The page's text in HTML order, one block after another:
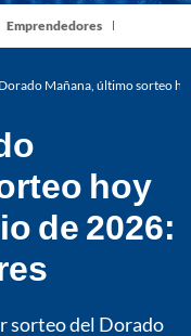
Emprendedores
Mañana, último sorteo
hoy
de 2026:
sorteo del Dorado